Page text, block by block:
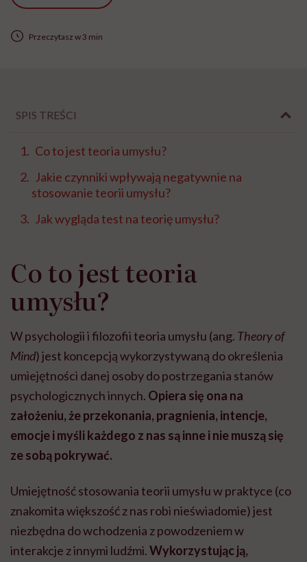
Przeczytasz w 3 min
SPIS TREŚCI
Co to jest teoria umysłu?
Jakie czynniki wpływają negatywnie na
stosowanie teorii umysłu?
Jak wygląda test na teorię umysłu?
Co to jest teoria
umysłu?
W psychologii i filozofii teoria umysłu (ang. Theory of
Mind) jest koncepcją wykorzystywaną do określenia
umiejętności danej osoby do postrzegania stanów
psychologicznych innych. Opiera się ona na
założeniu, że przekonania, pragnienia, intencje,
emocje i myśli każdego z nas są inne i nie muszą się
ze sobą pokrywać.
Umiejętność stosowania teorii umysłu w praktyce (co
znakomita większość z nas robi nieświadomie) jest
niezbędna do wchodzenia z powodzeniem w
interakcje z innymi ludźmi.Wykorzystując ją,